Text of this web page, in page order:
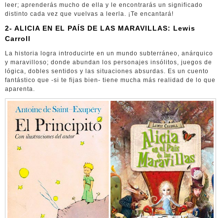
leer; aprenderás mucho de ella y le encontrarás un significado
distinto cada vez que vuelvas a leerla. ¡Te encantará!
2- ALICIA EN EL PAÍS DE LAS MARAVILLAS: Lewis
Carroll
La historia logra introducirte en un mundo subterráneo, anárquico
y maravilloso; donde abundan los personajes insólitos, juegos de
lógica, dobles sentidos y las situaciones absurdas. Es un cuento
fantástico que -si te fijas bien- tiene mucha más realidad de lo que
aparenta.